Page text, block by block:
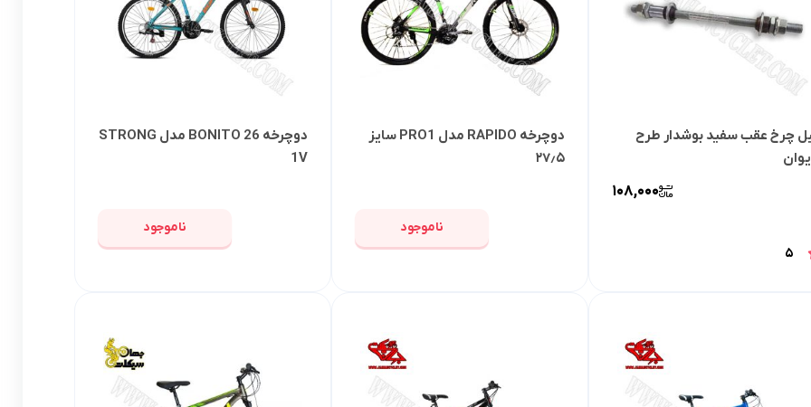
چرخ عقب سفید بوشدار طرح
108,000
5
دوچرخه RAPIDO مدل PRO1 سایز
۲۷٫۵
ناموجود
دوچرخه BONITO 26 مدل STRONG
1V
ناموجود